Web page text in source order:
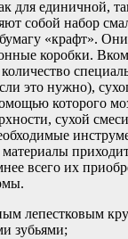
для единичной,
собой набор
«крафт». Они
коробки.
это нужно),
которого
сухой
всего их
лепестковым
зубьями;